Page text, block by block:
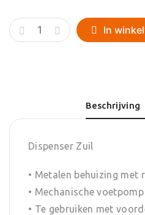
Dispenser
Zuil
In
Beschrijving
Dispenser Zuil
• Metalen behuizing met
• Mechanische
• Te gebruiken met